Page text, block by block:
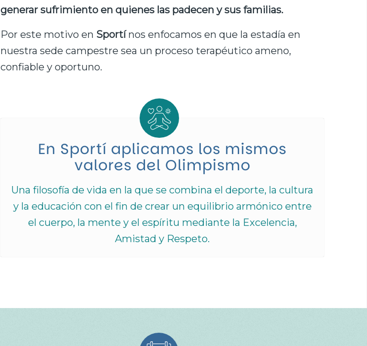
generar sufrimiento en quienes las padecen y sus familias.
Por este motivo en Sportínos enfocamos en que la estadía en
nuestra sede campestre sea un proceso terapéutico ameno,
confiable y oportuno.
En Sportí aplicamos los mismos
valores del Olimpismo
Una filosofía de vida en la que se combina el deporte, la cultura
y la educación con el fin de crear un equilibrio armónico entre
el cuerpo, la mente y el espíritu mediante la Excelencia,
Amistad y Respeto.